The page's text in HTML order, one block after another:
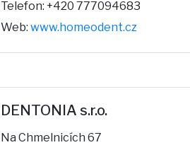
Telefon: +420 777094683
Web: www.homeodent.cz
DENTONIA s.r.o.
Na Chmelnicích 67